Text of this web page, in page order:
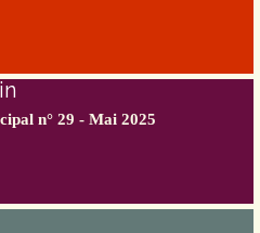
n° 29 - Mai 2025